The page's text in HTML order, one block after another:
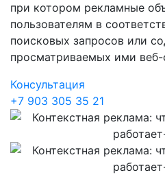
при котором рекламные
пользователям в
поисковых запросов или
просматриваемых ими веб-
Консультация
+7 903 305 35 21